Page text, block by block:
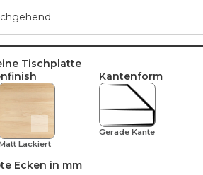
Tischplatte
Lackiert
Kantenform
Gerade Kante
Ecken in mm